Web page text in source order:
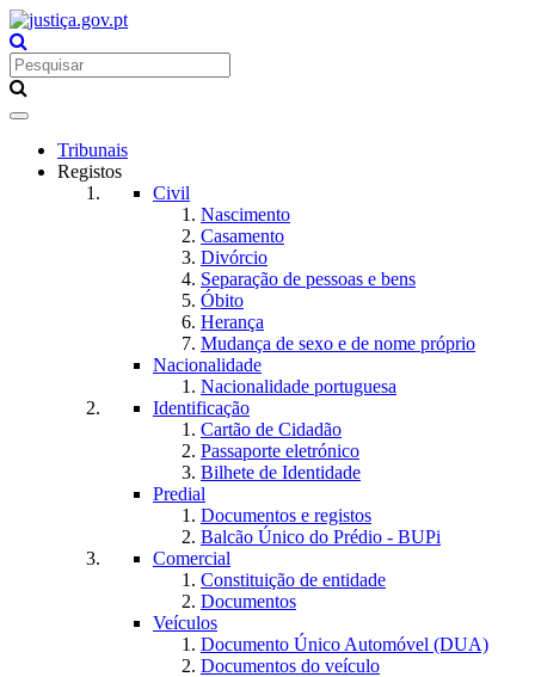
Toggle
navigationTribunais
Registos
Civil
Nascimento
Casamento
Divórcio
Separação de pessoas e bens
Óbito
Herança
Mudança de sexo e de nome próprio
Nacionalidade
Nacionalidade portuguesa
Identificação
Cartão de Cidadão
Passaporte eletrónico
Bilhete de Identidade
Predial
Documentos e registos
Balcão Único do Prédio - BUPi
Comercial
Constituição de entidade
Documentos
Veículos
Documento Único Automóvel (DUA)
Documentos do veículo